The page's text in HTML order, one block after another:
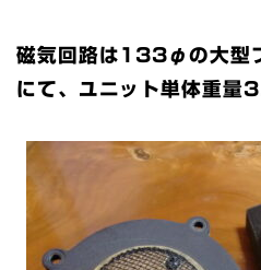
磁気回路は133φの大型
にて、ユニット単体重量